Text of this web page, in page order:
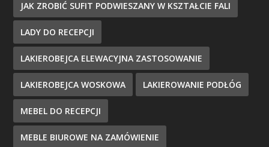
JAK ZROBIĆ SUFIT PODWIESZANY W KSZTAŁCIE FALI
LADY DO RECEPCJI
LAKIEROBEJCA ELEWACYJNA ZASTOSOWANIE
LAKIEROBEJCA WOSKOWA LAKIEROWANIE PODŁÓG
MEBEL DO RECEPCJI
MEBLE BIUROWE NA ZAMÓWIENIE